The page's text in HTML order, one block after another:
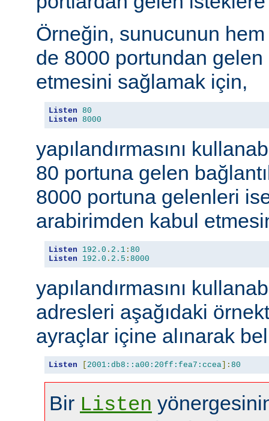
Örneğin, sunucunun
de 8000 portundan gelen
etmesini sağlamak için,
Listen 80
Listen 8000
yapılandırmasını
80 portuna gelen
8000 portuna gelenleri
arabirimden kabul
Listen 192.0 . 2.1 : 80
Listen
192.0 . 2.5 : 8000
yapılandırmasını
adresleri aşağıdaki
ayraçlar içine alınarak
Listen [ 2001:db8::a00:20ff:fea7:ccea]: 80
Bir Listen